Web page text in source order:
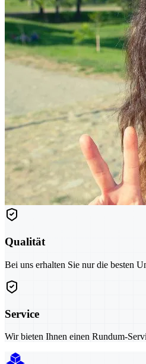
Qualität
Bei uns erhalten Sie nur die besten
Service
Wir bieten Ihnen einen Rundum-